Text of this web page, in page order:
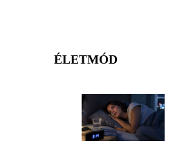
ÉLETMÓD